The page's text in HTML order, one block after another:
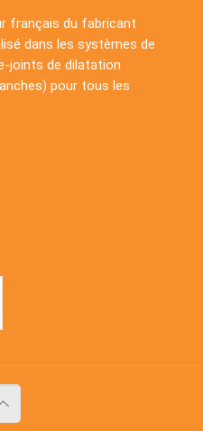
français du fabricant
dans les systèmes de
joints de dilatation
pour tous les